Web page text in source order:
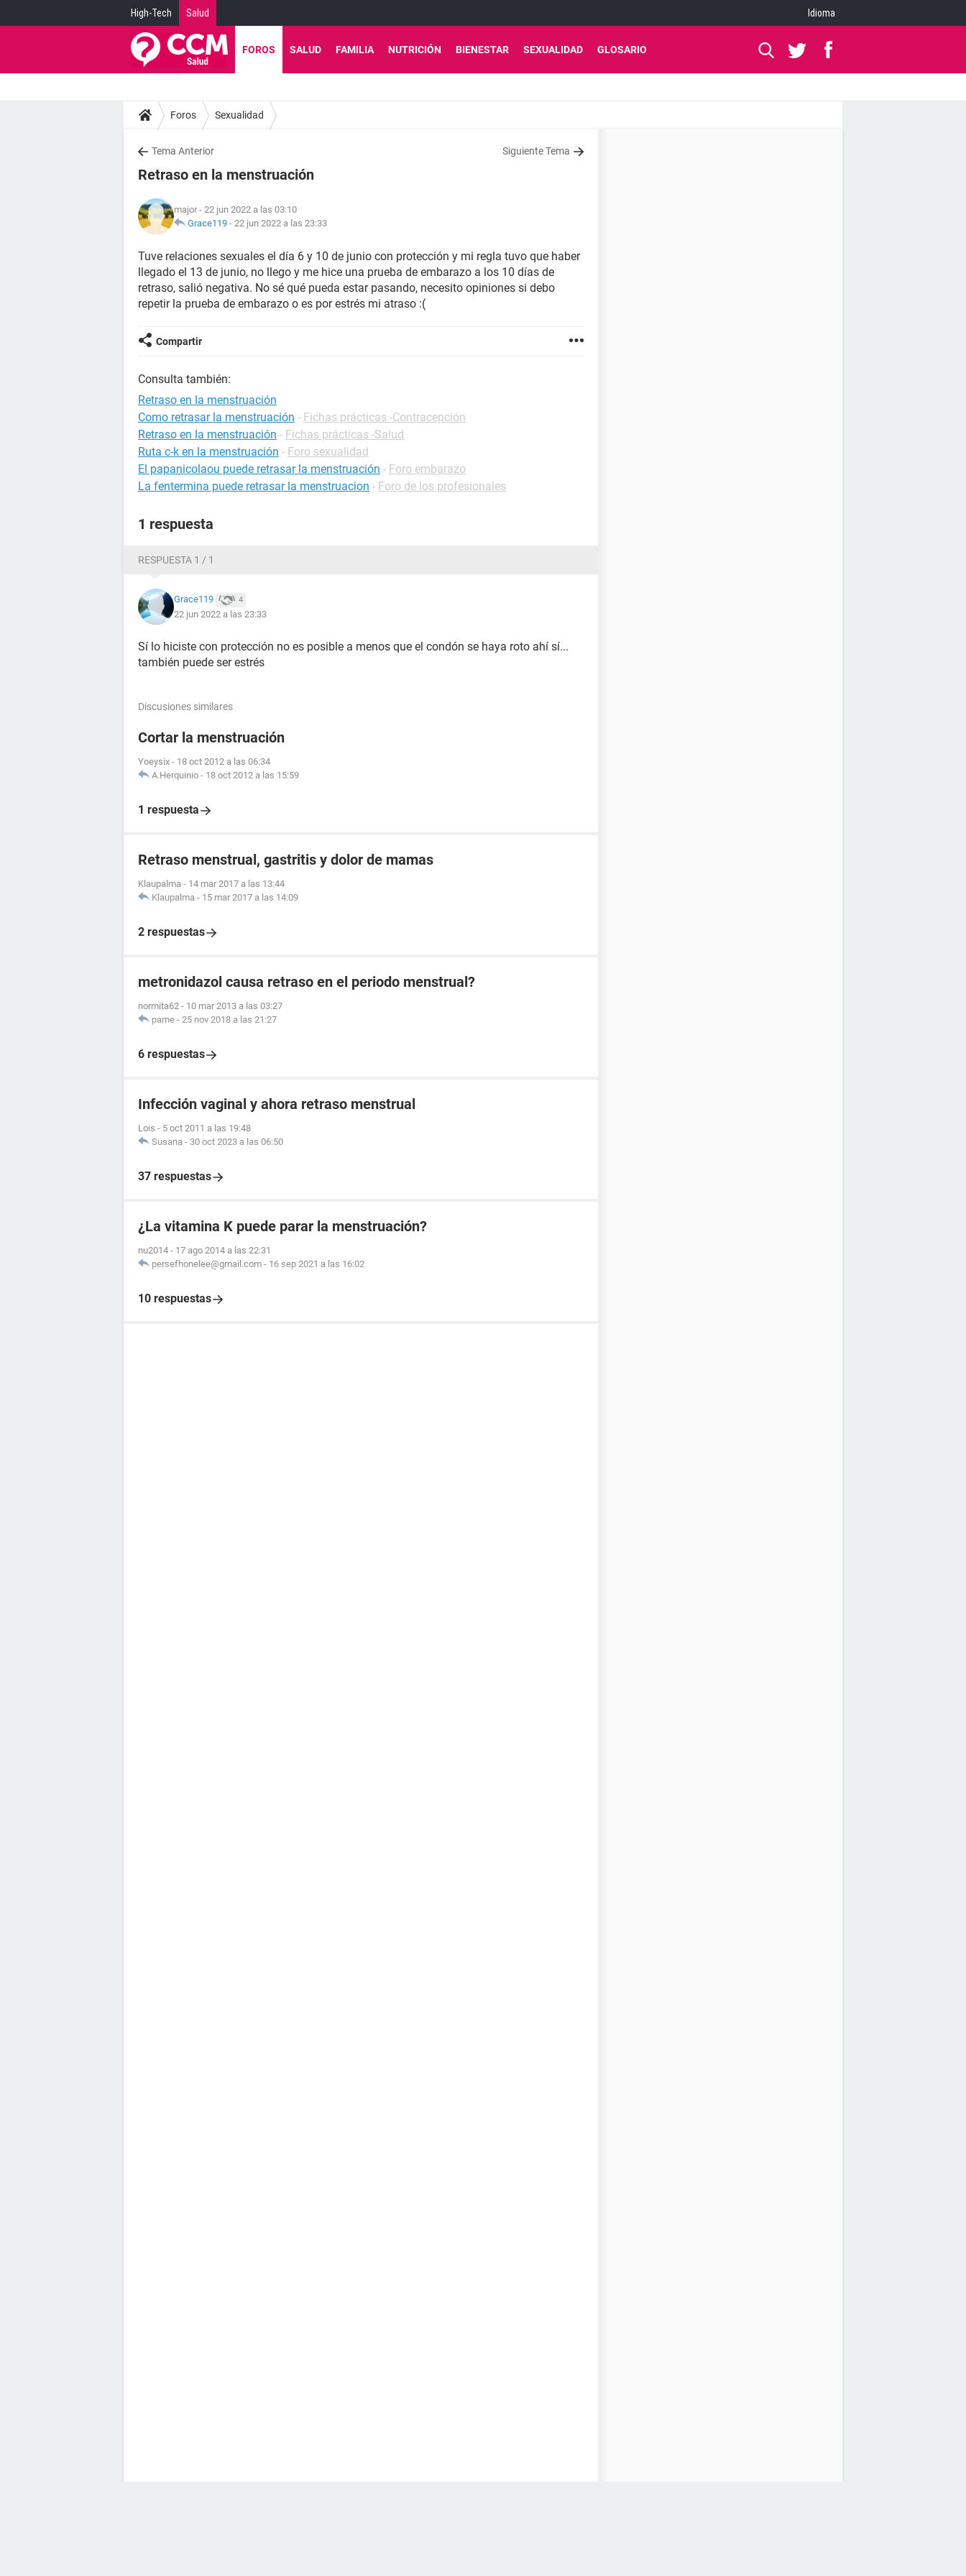
High-Tech Salud Idioma
FOROS SALUD FAMILIA NUTRICIÓN BIENESTAR SEXUALIDAD GLOSARIO
Foros Sexualidad
Tema Anterior Siguiente Tema
Retraso en la menstruación
major - 22 jun 2022 a las 03:10
Grace119 - 22 jun 2022 a las 23:33
Tuve relaciones sexuales el día 6 y 10 de junio con protección y mi regla tuvo que haber
llegado el 13 de junio, no llego y me hice una prueba de embarazo a los 10 días de
retraso, salió negativa. No sé qué pueda estar pasando, necesito opiniones si debo
repetir la prueba de embarazo o es por estrés mi atraso :(
Compartir
Consulta también:
Retraso en la menstruación
Como retrasar la menstruación - Fichas prácticas -Contracepción
Retraso en la menstruación - Fichas prácticas -Salud
Ruta c-k en la menstruación - Foro sexualidad
El papanicolaou puede retrasar la menstruación - Foro embarazo
La fentermina puede retrasar la menstruacion - Foro de los profesionales
1 respuesta
RESPUESTA 1 / 1
Grace119 4
22 jun 2022 a las 23:33
Sí lo hiciste con protección no es posible a menos que el condón se haya roto ahí sí...
también puede ser estrés
Discusiones similares
Cortar la menstruación
Yoeysix - 18 oct 2012 a las 06:34
A.Herquinio - 18 oct 2012 a las 15:59
1 respuesta
Retraso menstrual, gastritis y dolor de mamas
Klaupalma - 14 mar 2017 a las 13:44
Klaupalma - 15 mar 2017 a las 14:09
2 respuestas
metronidazol causa retraso en el periodo menstrual?
normita62 - 10 mar 2013 a las 03:27
pame - 25 nov 2018 a las 21:27
6 respuestas
Infección vaginal y ahora retraso menstrual
Lois - 5 oct 2011 a las 19:48
Susana - 30 oct 2023 a las 06:50
37 respuestas
¿La vitamina K puede parar la menstruación?
nu2014 - 17 ago 2014 a las 22:31
persefhonelee@gmail.com - 16 sep 2021 a las 16:02
10 respuestas